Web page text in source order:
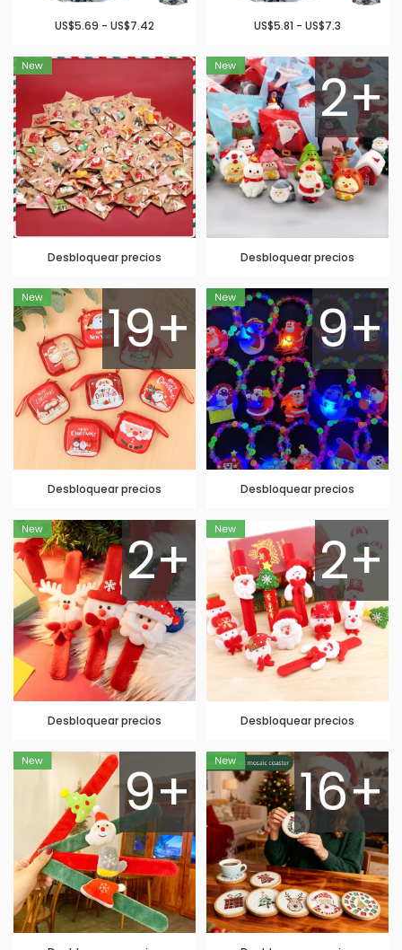
US$5.69 - US$7.42 US$5.81 - US$7.3
Desbloquear precios
2+
Desbloquear precios
19+
Desbloquear precios
9+
Desbloquear precios
2+
Desbloquear precios
2+
Desbloquear precios
9+ 16+